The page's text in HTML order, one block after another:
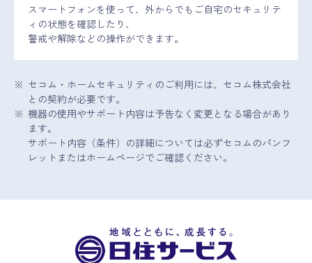
スマートフォンを使って、外からでもご自宅のセキュリテ
ィの状態を確認したり、
警戒や解除などの操作ができます。
セコム・ホームセキュリティのご利用には、セコム株式会社
との契約が必要です。
機器の使用やサポート内容は予告なく変更となる場合があり
ます。
サポート内容（条件）の詳細については必ずセコムのパンフ
レットまたはホームページでご確認ください。